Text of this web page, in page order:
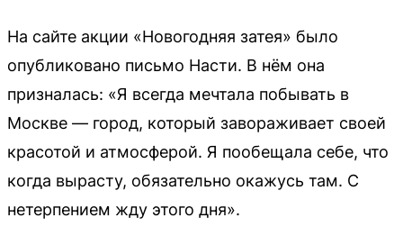
На сайте акции «Новогодняя затея» было
опубликовано письмо Насти. В нём она
призналась: «Я всегда мечтала побывать в
Москве — город, который завораживает своей
красотой и атмосферой. Я пообещала себе, что
когда вырасту, обязательно окажусь там. С
нетерпением жду этого дня».